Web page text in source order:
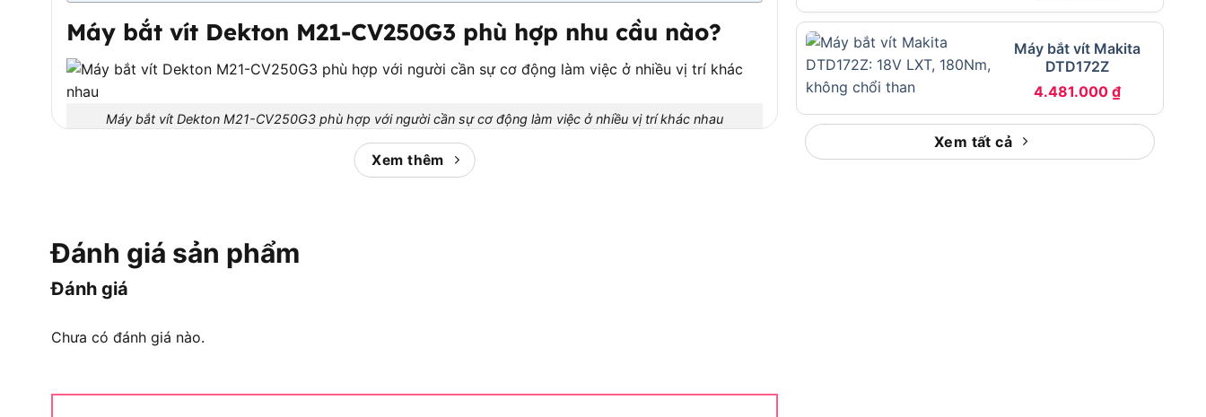
Máy bắt vít Dekton M21-CV250G3 phù hợp nhu cầu nào?
Máy bắt vít Dekton M21-CV250G3 phù hợp với người cần sự cơ động làm việc ở nhiều vị trí khác nhau
Dekton M21-CV250G3 phù hợp với người cần máy bắt vít pin khỏe, gọn và dễ thao tác trong sửa
Sản phẩm này không nên được nhìn như một chiếc máy vặn vít mini dùng cho việc nhẹ trong gia đình.
Dekton M21-CV250G3 được định vị theo hướng máy chuyên vít dùng pin, phù hợp hơn với người cần
lực khỏe, thao tác nhanh và có thể làm việc ở nhiều vị trí khác nhau.
làm đồ gỗ hoặc xử lý một số chi tiết kim loại nhẹ. Thiết kế dùng pin giúp người dùng không bị phụ
Xem thêm
Đánh giá sản phẩm
Đánh giá
Chưa có đánh giá nào.
Máy bắt vít Makita
DTD172Z
4.481.000₫
Xem tất cả